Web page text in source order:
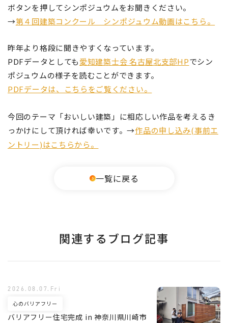
ボタンを押してシンポジュウムをお聞きください。
→第４回建築コンクール シンポジュウム動画はこちら。
昨年より格段に聞きやすくなっています。
PDFデータとしても愛知建築士会 名古屋北支部HPでシン
ポジュウムの様子を読むことができます。
PDFデータは、こちらをご覧ください。
今回のテーマ「おいしい建築」に相応しい作品を考えるき
っかけにして頂ければ幸いです。→作品の申し込み(事前エ
ントリー)はこちらから。
一覧に戻る
関連するブログ記事
バリアフリー住宅完成 in 神奈川県川崎市
心のバリアフリー
2026.08.07.Fri